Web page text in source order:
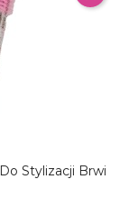
Stylizacji Brwi